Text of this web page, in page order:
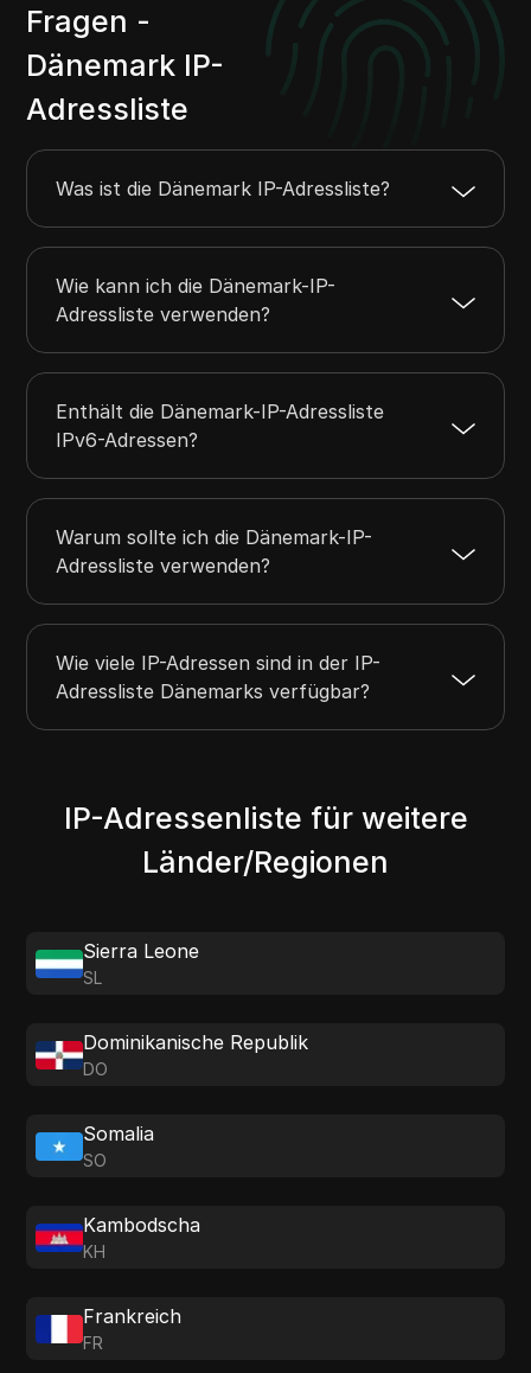
17.132.76.0
17.132.77.255
512
17.248.181.0
17.248.181.255
17.248.249.0
Fragen -
Dänemark IP-
Adressliste
Was ist die Dänemark IP-Adressliste?
Wie kann ich die Dänemark-IP-
Adressliste verwenden?
Enthält die Dänemark-IP-Adressliste
IPv6-Adressen?
Warum sollte ich die Dänemark-IP-
Adressliste verwenden?
Wie viele IP-Adressen sind in der IP-
Adressliste Dänemarks verfügbar?
IP-Adressenliste für weitere
Länder/Regionen
Sierra Leone
SL
Dominikanische Republik
DO
Somalia
SO
Kambodscha
KH
Frankreich
FR